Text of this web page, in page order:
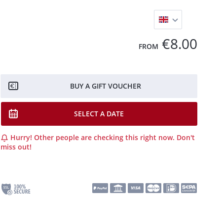
FROM €8.00
BUY A GIFT VOUCHER
SELECT A DATE
Hurry! Other people are checking this right now. Don't
miss out!